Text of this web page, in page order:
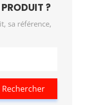
?
sa référence,
Rechercher